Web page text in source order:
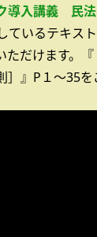
導入講義 民
ているテキス
ただけます。
』P１～35を